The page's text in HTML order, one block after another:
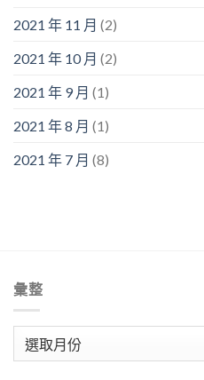
2021 年 11 月 (2)
2021 年 10 月 (2)
2021 年 9 月 (1)
2021 年 8 月 (1)
2021 年 7 月 (8)
彙整